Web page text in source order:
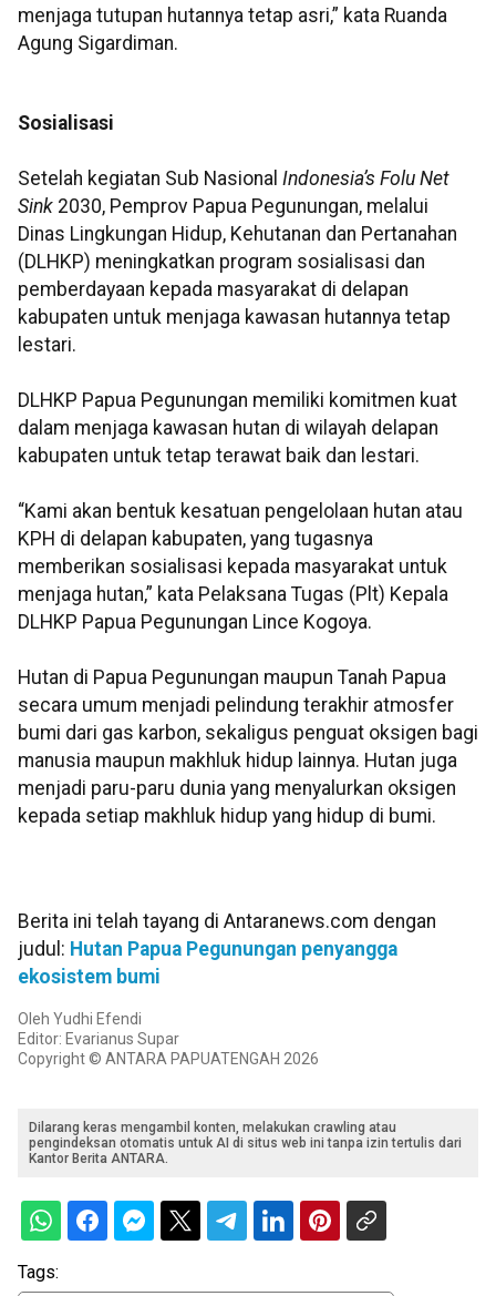
menjaga tutupan hutannya tetap asri,” kata Ruanda
Agung Sigardiman.
Sosialisasi
Setelah kegiatan Sub Nasional Indonesia’s Folu Net
Sink 2030, Pemprov Papua Pegunungan, melalui
Dinas Lingkungan Hidup, Kehutanan dan Pertanahan
(DLHKP) meningkatkan program sosialisasi dan
pemberdayaan kepada masyarakat di delapan
kabupaten untuk menjaga kawasan hutannya tetap
lestari.
DLHKP Papua Pegunungan memiliki komitmen kuat
dalam menjaga kawasan hutan di wilayah delapan
kabupaten untuk tetap terawat baik dan lestari.
“Kami akan bentuk kesatuan pengelolaan hutan atau
KPH di delapan kabupaten, yang tugasnya
memberikan sosialisasi kepada masyarakat untuk
menjaga hutan,” kata Pelaksana Tugas (Plt) Kepala
DLHKP Papua Pegunungan Lince Kogoya.
Hutan di Papua Pegunungan maupun Tanah Papua
secara umum menjadi pelindung terakhir atmosfer
bumi dari gas karbon, sekaligus penguat oksigen bagi
manusia maupun makhluk hidup lainnya. Hutan juga
menjadi paru-paru dunia yang menyalurkan oksigen
kepada setiap makhluk hidup yang hidup di bumi.
Berita ini telah tayang di Antaranews.com dengan
judul: Hutan Papua Pegunungan penyangga
ekosistem bumi
Oleh Yudhi Efendi
Editor: Evarianus Supar
Copyright © ANTARA PAPUATENGAH 2026
Dilarang keras mengambil konten, melakukan crawling atau
pengindeksan otomatis untuk AI di situs web ini tanpa izin tertulis dari
Kantor Berita ANTARA.
Tags: